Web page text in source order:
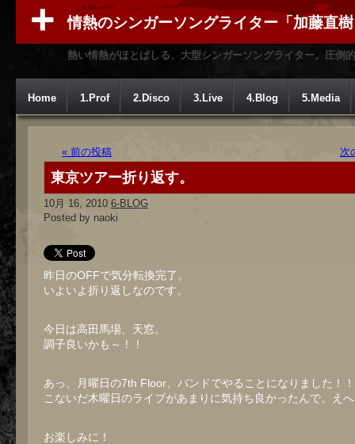
情熱のシンガーソングライター「加藤直
熱い情熱がほとばしる、大型シンガーソングライター。圧倒
Home 1.Prof 2.Disco 3.Live 4.Blog 5.Media
« 前の投稿 次
東京ツアー折り返す。
10月 16, 2010 6-BLOG
Posted by naoki
昨日のOFFで気分転換完了。
いよいよ折り返しなのです。
今日は高田馬場、天窓。
調子良いかも～！！
あっ、月曜日の7th Floor、バンドでやることになりました！！
こないだ木曜日のライブがあまりに気持ち良かったんで。え
お楽しみに！